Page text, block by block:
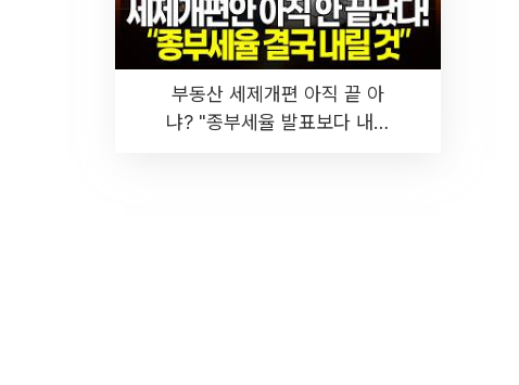
부동산 세제개편 아직 끝 아
냐? "종부세율 발표보다 내릴